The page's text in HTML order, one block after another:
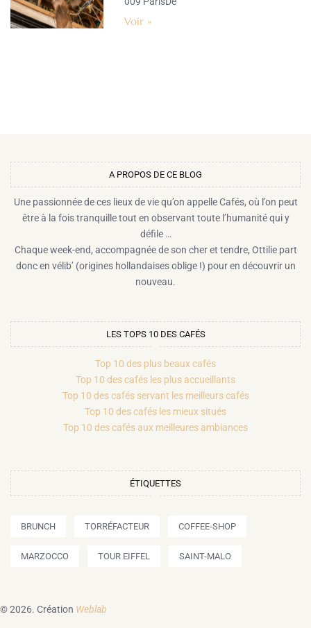
Voir »
A PROPOS DE CE BLOG​
Une passionnée de ces lieux de vie qu’on appelle Cafés, où l’on peut
être à la fois tranquille tout en observant toute l’humanité qui y
défile …
Chaque week-end, accompagnée de son cher et tendre, Ottilie part
donc en vélib’ (origines hollandaises oblige !) pour en découvrir un
nouveau.
LES TOPS 10 DES CAFÉS
Top 10 des plus beaux cafés
Top 10 des cafés les plus accueillants
Top 10 des cafés servant les meilleurs cafés
Top 10 des cafés les mieux situés
Top 10 des cafés aux meilleures ambiances
ÉTIQUETTES
BRUNCH TORRÉFACTEUR COFFEE-SHOP
MARZOCCO TOUR EIFFEL SAINT-MALO
© 2026. Création Weblab